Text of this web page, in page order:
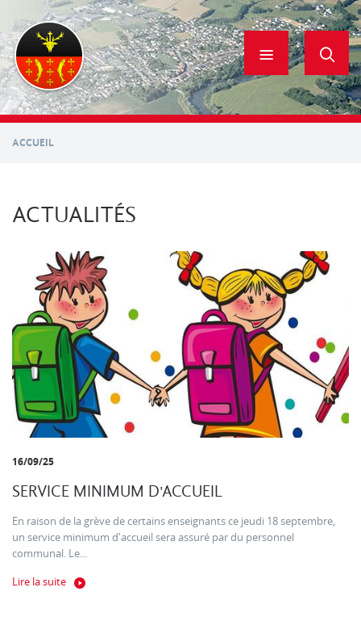
contenu
principal
ACCUEIL
ACTUALITÉS
16/09/25
SERVICE MINIMUM D'ACCUEIL
En raison de la grève de certains enseignants ce jeudi 18 septembre,
un service minimum d'accueil sera assuré par du personnel
communal. Le...
Lire la suite